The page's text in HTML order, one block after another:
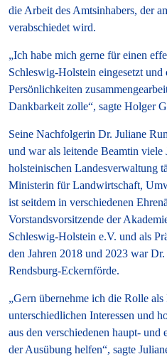
die Arbeit des Amtsinhabers, der
verabschiedet wird.
„Ich habe mich gerne für einen
Schleswig-Holstein eingesetzt und
Persönlichkeiten
Dankbarkeit zolle“, sagte Holger
Seine Nachfolgerin Dr. Juliane
und war als leitende Beamtin viele
holsteinischen Landesverwaltung
Ministerin für Landwirtschaft,
ist seitdem in verschiedenen
Vorstandsvorsitzende der
Schleswig-Holstein e.V. und als
den Jahren 2018 und 2023 war
Rendsburg-Eckernförde.
„Gern übernehme ich die Rolle
unterschiedlichen Interessen und
aus den verschiedenen haupt-
der Ausübung helfen“, sagte